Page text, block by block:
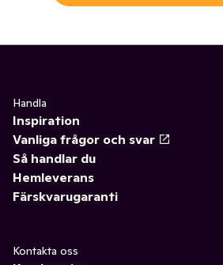
Handla
Inspiration
Vanliga frågor och svar
Så handlar du
Hemleverans
Färskvarugaranti
Kontakta oss